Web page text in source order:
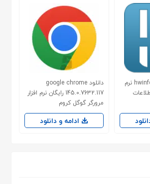
دانلود hwinfo 8.42.5930 نرم
دانلود google chrome
145.0.7632.117 رایگان نرم افزار
مرورگر گوگل کروم
ادامه و دانلود